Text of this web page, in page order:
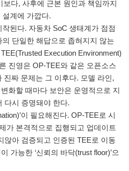
보다, 사후에 근본 원인과 책임까지
설계에 가깝다.
된다. 자동차 SoC 생태계가 점점
단일한 해답으로 좁혀지지 않는
Execution Environment)
진영은 OP-TEE와 같은 오픈소스
진짜 문제는 그 이후다. 모델 라인,
화할 때마다 보안은 운영적으로 지
다시 증명돼야 한다.
이 필요해진다. OP-TEE로 시
가 본격적으로 집행되고 업데이트
않아 검증되고 인증된 TEE로 이동
가능한 ‘신뢰의 바닥(trust floor)’으